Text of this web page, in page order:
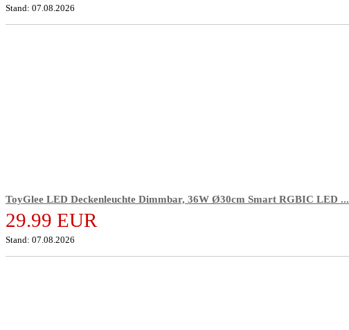
Stand: 07.08.2026
ToyGlee LED Deckenleuchte Dimmbar, 36W Ø30cm Smart RGBIC LED ...
29.99 EUR
Stand: 07.08.2026